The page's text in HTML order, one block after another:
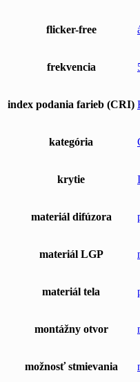
flicker-free
frekvencia
index podania farieb (CRI)
kategória
krytie
materiál difúzora
materiál LGP
materiál tela
montážny otvor
možnosť stmievania